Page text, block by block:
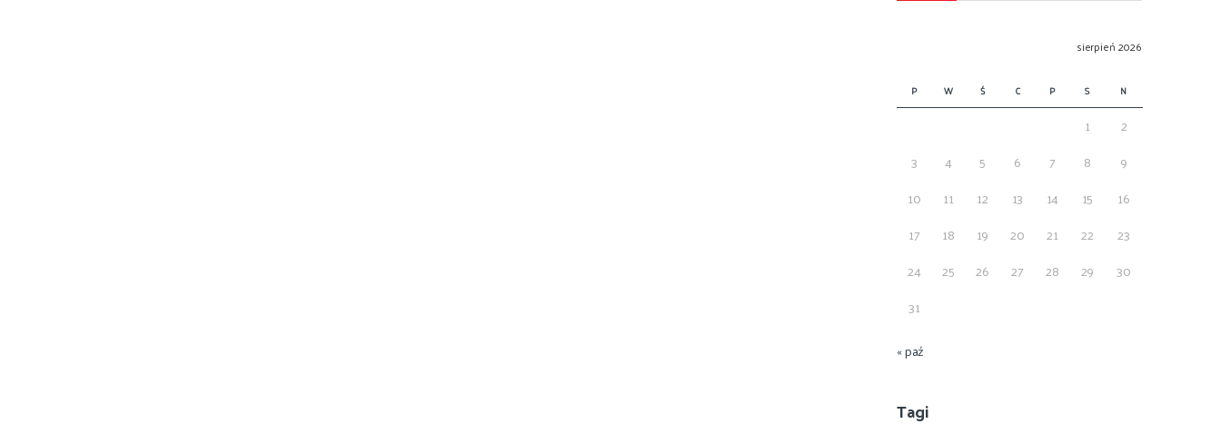
sierpień 2026
P W Ś C P S N
1
2
3
4 5 6 7 8
9
10
11 12 13 14 15
16
17
18 19 20 21 22
23
24
25 26 27 28 29
30
31
« paź
Tagi